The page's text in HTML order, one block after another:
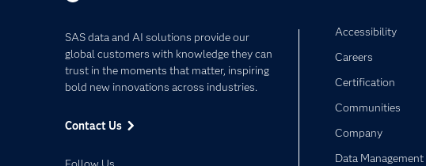
SAS data and AI solutions provide our
global customers with knowledge they can
trust in the moments that matter, inspiring
bold new innovations across industries.
Contact Us
Accessibility
Careers
Certification
Communities
Company
Data Management